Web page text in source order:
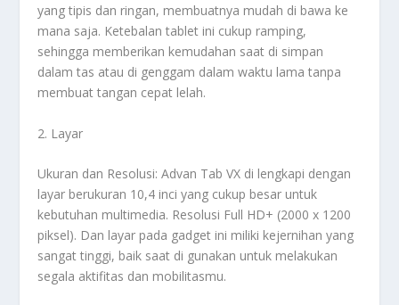
yang tipis dan ringan, membuatnya mudah di bawa ke
mana saja. Ketebalan tablet ini cukup ramping,
sehingga memberikan kemudahan saat di simpan
dalam tas atau di genggam dalam waktu lama tanpa
membuat tangan cepat lelah.
2. Layar
Ukuran dan Resolusi: Advan Tab VX di lengkapi dengan
layar berukuran 10,4 inci yang cukup besar untuk
kebutuhan multimedia. Resolusi Full HD+ (2000 x 1200
piksel). Dan layar pada gadget ini miliki kejernihan yang
sangat tinggi, baik saat di gunakan untuk melakukan
segala aktifitas dan mobilitasmu.